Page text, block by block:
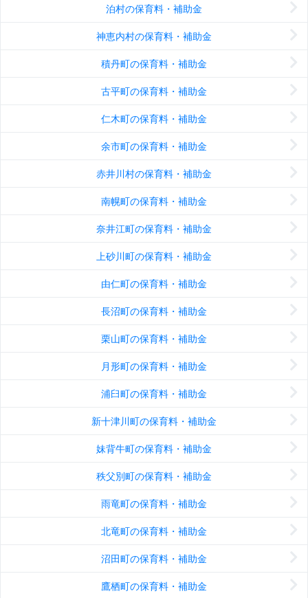
泊村の保育料・補助金
神恵内村の保育料・補助金
積丹町の保育料・補助金
古平町の保育料・補助金
仁木町の保育料・補助金
余市町の保育料・補助金
赤井川村の保育料・補助金
南幌町の保育料・補助金
奈井江町の保育料・補助金
上砂川町の保育料・補助金
由仁町の保育料・補助金
長沼町の保育料・補助金
栗山町の保育料・補助金
月形町の保育料・補助金
浦臼町の保育料・補助金
新十津川町の保育料・補助金
妹背牛町の保育料・補助金
秩父別町の保育料・補助金
雨竜町の保育料・補助金
北竜町の保育料・補助金
沼田町の保育料・補助金
鷹栖町の保育料・補助金